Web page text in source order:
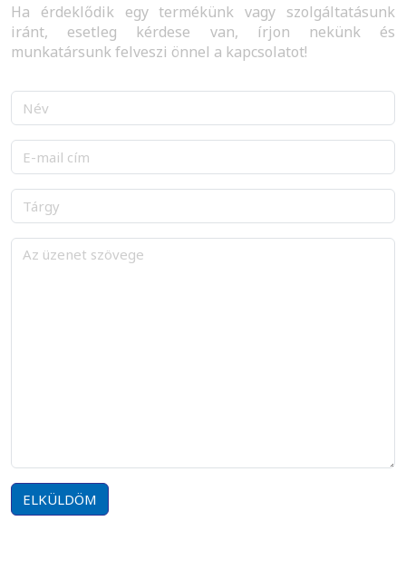
Ha érdeklődik egy termékünk vagy szolgáltatásunk
iránt, esetleg kérdese van, írjon nekünk és
munkatársunk felveszi önnel a kapcsolatot!